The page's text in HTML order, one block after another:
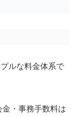
ルな料金体系で
・事務手数料は